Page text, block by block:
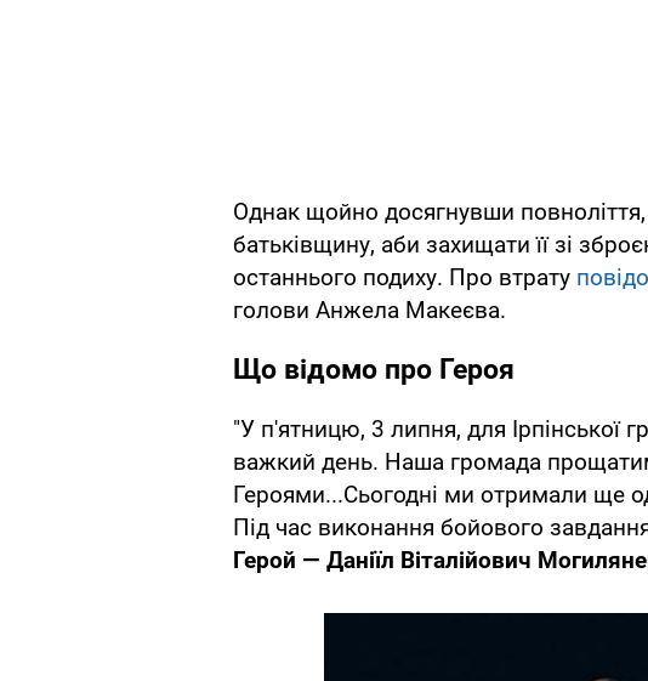
Однак щойно досягнувши
батьківщину, аби захищати її зі
останнього подиху. Про втрату
голови Анжела Макеєва.
Що відомо про Героя
"У п'ятницю, 3 липня, для Ірпінської
важкий день. Наша громада
Героями...Сьогодні ми отримали ще
Під час виконання бойового
Герой — Даніїл Віталійович